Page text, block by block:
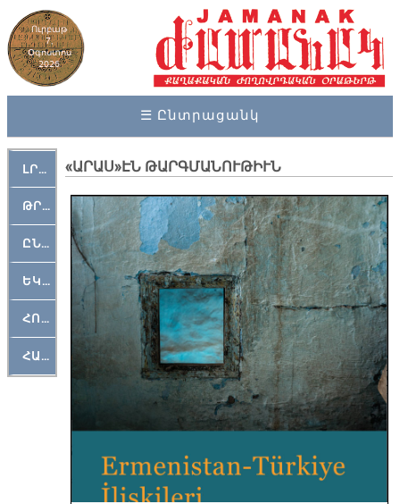
Ուրբաթ
7,
Օգոստոս
2026
☰ Ընտրացանկ
ԼՐԱՀՈՍ
ԹՐՔԱՀԱՅ ԿԵԱՆՔ
ԸՆԿԵՐԱՄՇԱԿՈՒԹԱՅԻՆ
ԵԿԵՂԵՑԱԿԱՆ
ՀՈԳԵՄՏԱՒՈՐ
ՀԱՐԹԱԿ
«ԱՐԱՍ»ԷՆ ԹԱՐԳՄԱՆՈՒԹԻՒՆ